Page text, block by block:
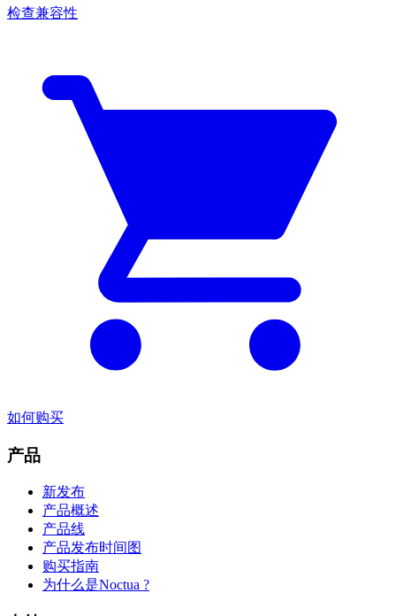
检查兼容性
如何购买
产品
新发布
产品概述
产品线
产品发布时间图
购买指南
为什么是Noctua ?